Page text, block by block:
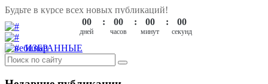
Будьте в курсе всех новых публикаций!
00
00 00 00
ИЗБРАННЫЕ